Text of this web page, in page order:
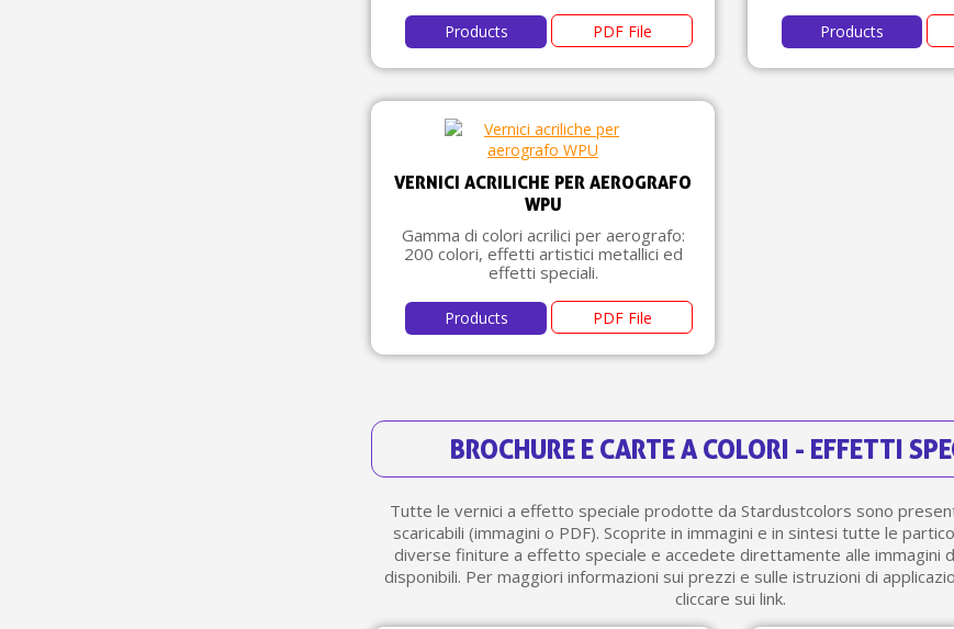
Products PDF File Products
VERNICI ACRILICHE PER AEROGRAFO
WPU
Gamma di colori acrilici per aerografo:
200 colori, effetti artistici metallici ed
effetti speciali.
Products PDF File
BROCHURE E CARTE A COLORI - EFFETTI
Tutte le vernici a effetto speciale prodotte da Stardustcolors sono
scaricabili (immagini o PDF). Scoprite in immagini e in sintesi tutte le
diverse finiture a effetto speciale e accedete direttamente alle immagini
disponibili. Per maggiori informazioni sui prezzi e sulle istruzioni di
cliccare sui link.